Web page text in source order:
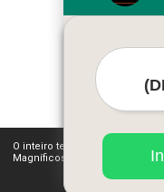
O inteiro teor deste site está
Magníficos Pizza (Lei 9610 de